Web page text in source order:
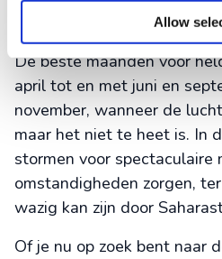
Allow
snel kan veranderen, vooral
De beste maanden voor
april tot en met juni en
november, wanneer de
maar het niet te heet is. In
stormen voor spectaculaire
omstandigheden zorgen,
wazig kan zijn door
Of je nu op zoek bent naar